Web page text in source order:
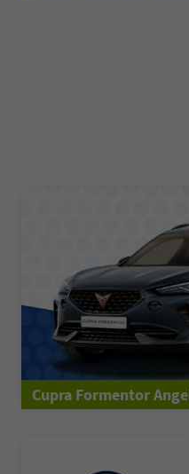
Cupra Formentor